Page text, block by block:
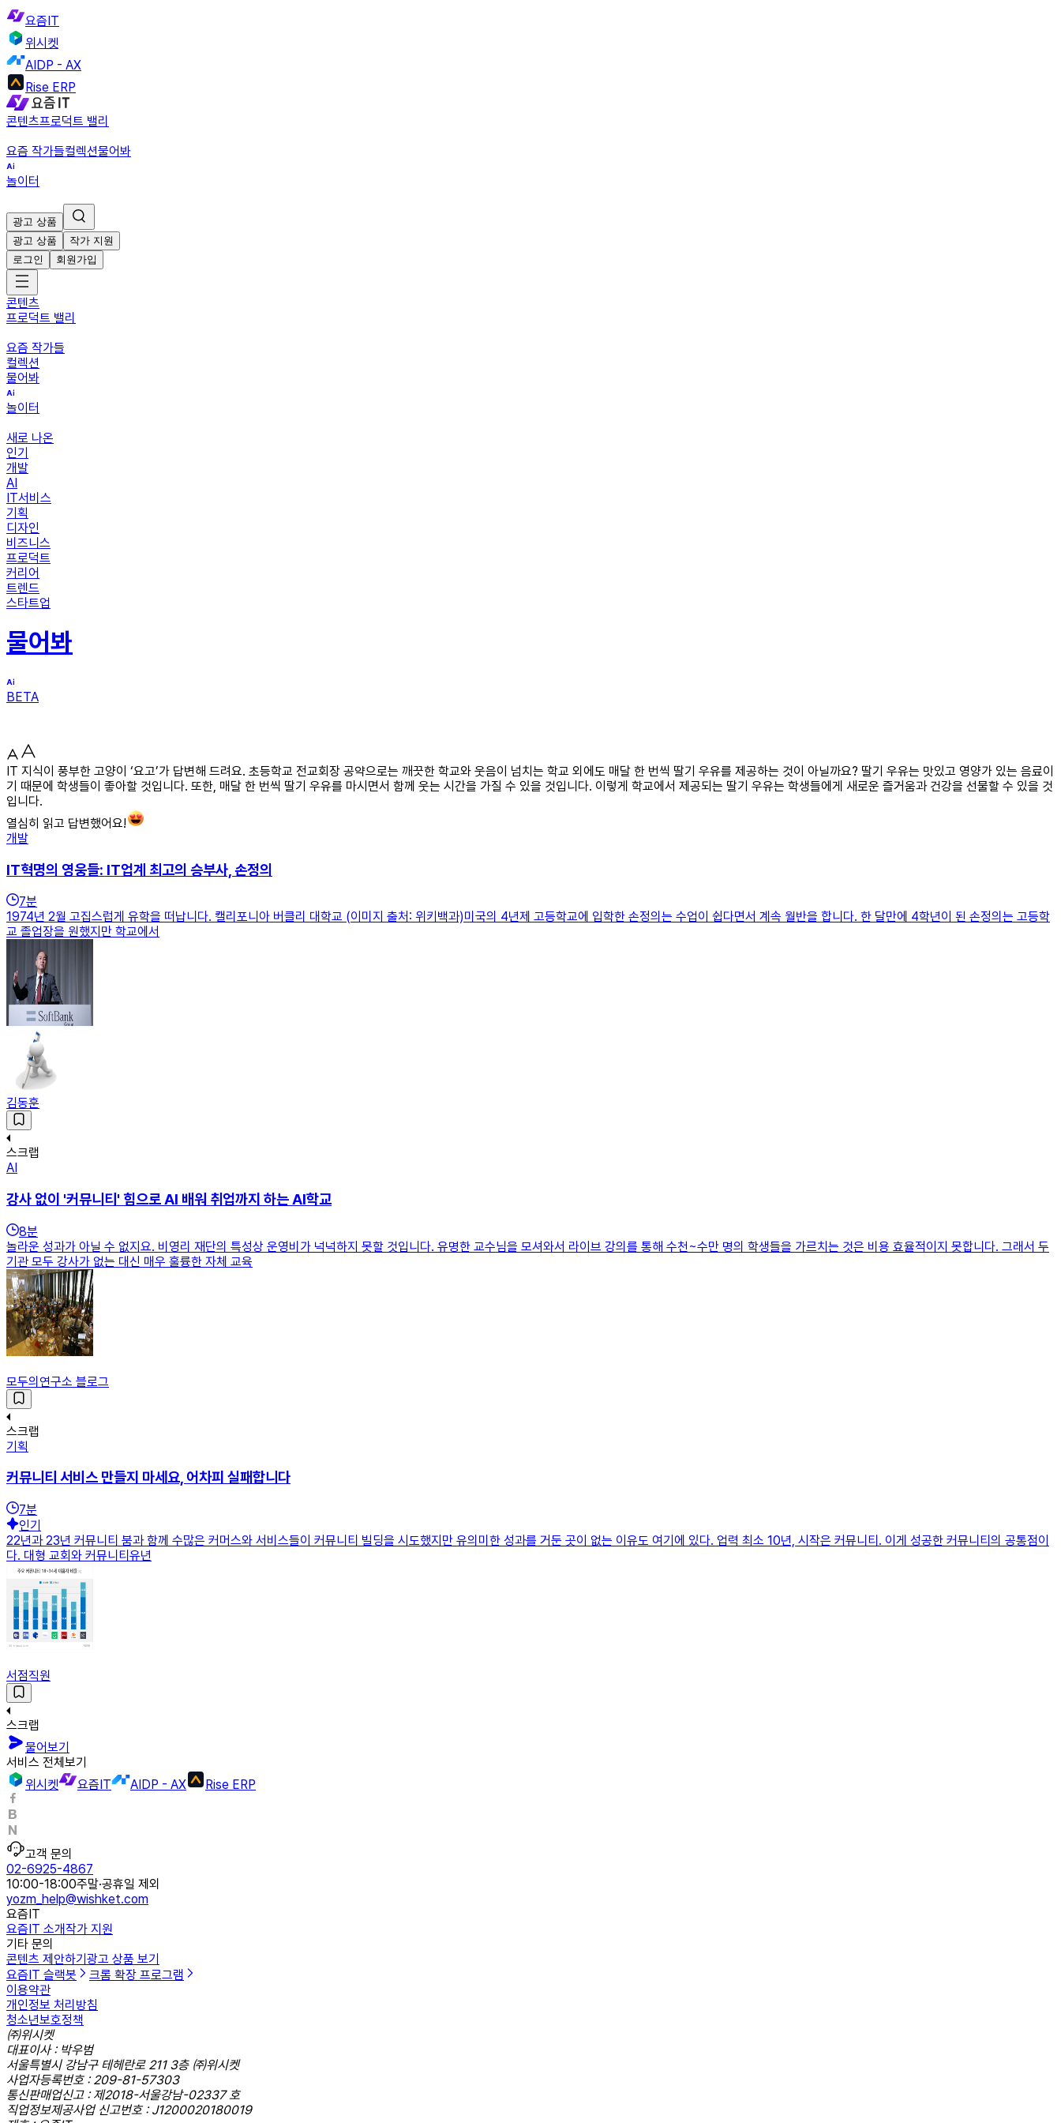
요즘IT
위시켓
AIDP - AX
Rise ERP
콘텐츠프로덕트 밸리
요즘 작가들컬렉션물어봐
놀이터
광고 상품
광고 상품
작가 지원
로그인
회원가입
콘텐츠
프로덕트 밸리
요즘 작가들
컬렉션
물어봐
놀이터
새로 나온
인기
개발
AI
IT서비스
기획
디자인
비즈니스
프로덕트
커리어
트렌드
스타트업
물어봐
BETA
IT 지식이 풍부한 고양이 ‘요고’가 답변해 드려요. 초등학교 전교회장 공약으로는 깨끗한 학교와 웃음이 넘치는 학교 외에도 매달 한 번씩 딸기 우유를 제공하는 것이 아닐까요? 딸기 우유는 맛있고 영양가 있는 음료이
기 때문에 학생들이 좋아할 것입니다. 또한, 매달 한 번씩 딸기 우유를 마시면서 함께 웃는 시간을 가질 수 있을 것입니다. 이렇게 학교에서 제공되는 딸기 우유는 학생들에게 새로운 즐거움과 건강을 선물할 수 있을 것
입니다.
열심히 읽고 답변했어요!
개발
IT혁명의 영웅들: IT업계 최고의 승부사, 손정의
7분
1974년 2월 고집스럽게 유학을 떠납니다. 캘리포니아 버클리 대학교 (이미지 출처: 위키백과)미국의 4년제 고등학교에 입학한 손정의는 수업이 쉽다면서 계속 월반을 합니다. 한 달만에 4학년이 된 손정의는 고등학
교 졸업장을 원했지만 학교에서
김동훈
스크랩
AI
강사 없이 '커뮤니티' 힘으로 AI 배워 취업까지 하는 AI학교
8분
놀라운 성과가 아닐 수 없지요. 비영리 재단의 특성상 운영비가 넉넉하지 못할 것입니다. 유명한 교수님을 모셔와서 라이브 강의를 통해 수천~수만 명의 학생들을 가르치는 것은 비용 효율적이지 못합니다. 그래서 두
기관 모두 강사가 없는 대신 매우 훌륭한 자체 교육
모두의연구소 블로그
스크랩
기획
커뮤니티 서비스 만들지 마세요, 어차피 실패합니다
7분
인기
22년과 23년 커뮤니티 붐과 함께 수많은 커머스와 서비스들이 커뮤니티 빌딩을 시도했지만 유의미한 성과를 거둔 곳이 없는 이유도 여기에 있다. 업력 최소 10년, 시작은 커뮤니티. 이게 성공한 커뮤니티의 공통점이
다. 대형 교회와 커뮤니티유년
서점직원
스크랩
물어보기
서비스 전체보기
위시켓
요즘IT AIDP - AX Rise ERP
고객 문의
02-6925-4867
10:00-18:00주말·공휴일 제외
yozm_help@wishket.com
요즘IT
요즘IT 소개작가 지원
기타 문의
콘텐츠 제안하기 광고 상품 보기
요즘IT 슬랙봇
크롬 확장 프로그램
이용약관
개인정보 처리방침
청소년보호정책
㈜위시켓
대표이사 : 박우범
서울특별시 강남구 테헤란로 211 3층 ㈜위시켓
사업자등록번호 : 209-81-57303
통신판매업신고 : 제2018-서울강남-02337 호
직업정보제공사업 신고번호 : J1200020180019